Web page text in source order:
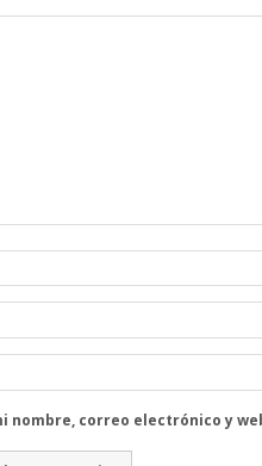
nombre, correo electrónico y